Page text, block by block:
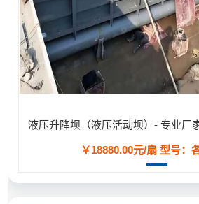
￥18880.00元/扇 型号：